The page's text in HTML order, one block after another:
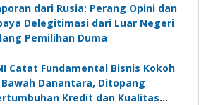
dari Rusia: Perang Opini dan
Delegitimasi dari Luar Negeri
Pemilihan Duma
Catat Fundamental Bisnis Kokoh
Danantara, Ditopang
Kredit dan Kualitas